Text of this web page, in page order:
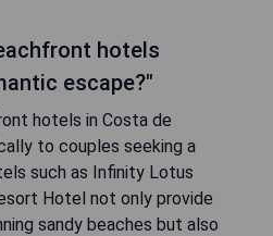
hotels
escape?"
hotels in Costa de
to couples seeking a
such as Infinity Lotus
Hotel not only provide
sandy beaches but also